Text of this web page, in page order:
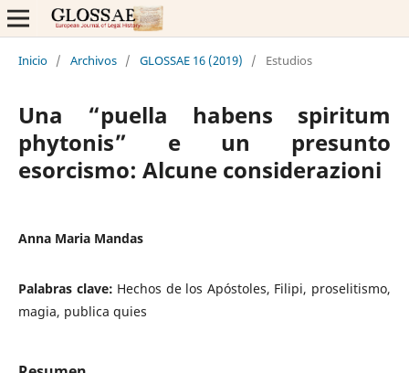
Inicio / Archivos / GLOSSAE 16 (2019) / Estudios
Una “puella habens spiritum
phytonis” e un presunto
esorcismo: Alcune considerazioni
Anna Maria Mandas
Palabras clave: Hechos de los Apóstoles, Filipi, proselitismo,
magia, publica quies